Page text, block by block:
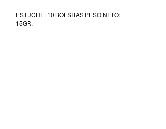
ESTUCHE: 10 BOLSITAS PESO NETO:
15GR.